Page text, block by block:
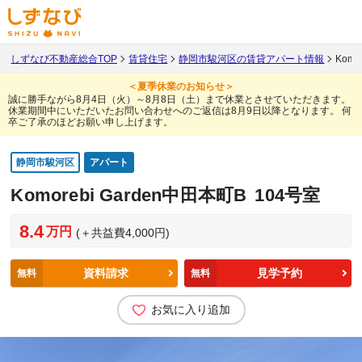
しずなび不動産総合TOP 賃貸住宅 静岡市駿河区の賃貸アパート情報
＜夏季休業のお知らせ＞
誠に勝手ながら8月4日（火）～8月8日（土）まで休業とさせていただきます。
休業期間中にいただいたお問い合わせへのご返信は8月9日以降となります。
何
卒ご了承のほどお願い申し上げます。
静岡市駿河区 アパート
Komorebi Garden中田本町B 104号室
8.4万円 (＋共益費4,000円)
無料 資料請求 無料 見学予約
お気に入り追加